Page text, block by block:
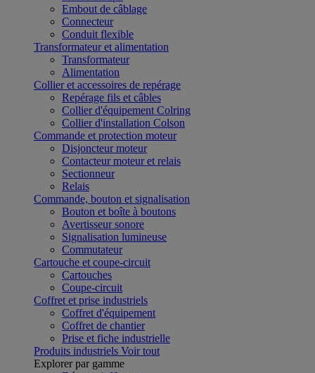
Embout de câblage
Connecteur
Conduit flexible
Transformateur et alimentation
Transformateur
Alimentation
Collier et accessoires de repérage
Repérage fils et câbles
Collier d'équipement Colring
Collier d'installation Colson
Commande et protection moteur
Disjoncteur moteur
Contacteur moteur et relais
Sectionneur
Relais
Commande, bouton et signalisation
Bouton et boîte à boutons
Avertisseur sonore
Signalisation lumineuse
Commutateur
Cartouche et coupe-circuit
Cartouches
Coupe-circuit
Coffret et prise industriels
Coffret d'équipement
Coffret de chantier
Prise et fiche industrielle
Produits industriels Voir tout
Explorer par gamme